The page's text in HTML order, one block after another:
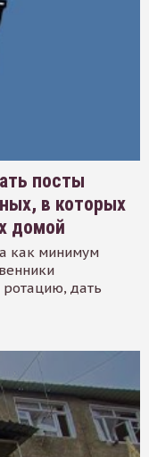
посты
в которых
домой
как минимум
дать